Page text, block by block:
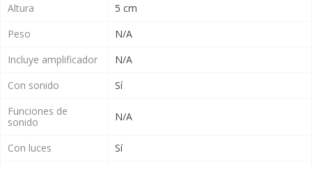
Altura
5 cm
Peso
N/A
Incluye amplificador
N/A
Con sonido
Sí
Funciones de
sonido
N/A
Con luces
Sí